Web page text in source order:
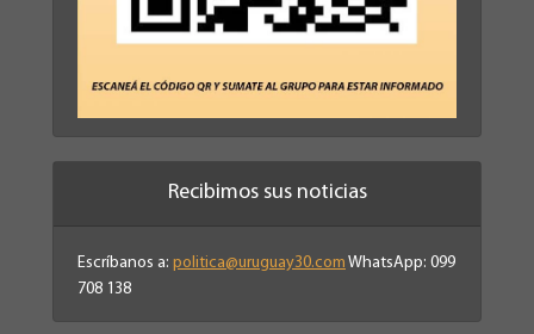
Recibimos sus noticias
Escríbanos a: politica@uruguay30.com WhatsApp: 099
708 138